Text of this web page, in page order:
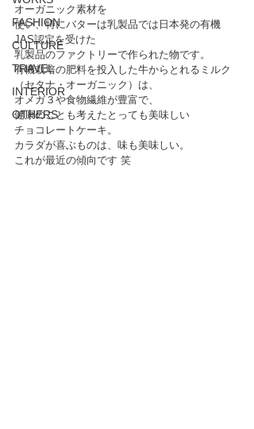
FASHION
CULTURE
TRAVEL
INTERIOR
OTHERS
オーガニック素材を
使い、特にバターは乳製品では日本発の有機
JAS認定を受けた
乳製品のファクトリーで作られた物です。
有機栽培の肥料を投入した牛からとれるミルク
（セタナ・オーガニック）は、
オメガ３や食物繊維が豊富で、
健康のことも考えたとっても美味しい
チョコレートケーキ。
カラダが喜ぶものは、味も美味しい。
これが最近の傾向です 笑